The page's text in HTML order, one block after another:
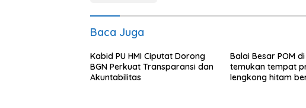
Baca Juga
Kabid PU HMI Ciputat Dorong
BGN Perkuat Transparansi dan
Akuntabilitas
Balai Besar POM
temukan tempat
lengkong hitam